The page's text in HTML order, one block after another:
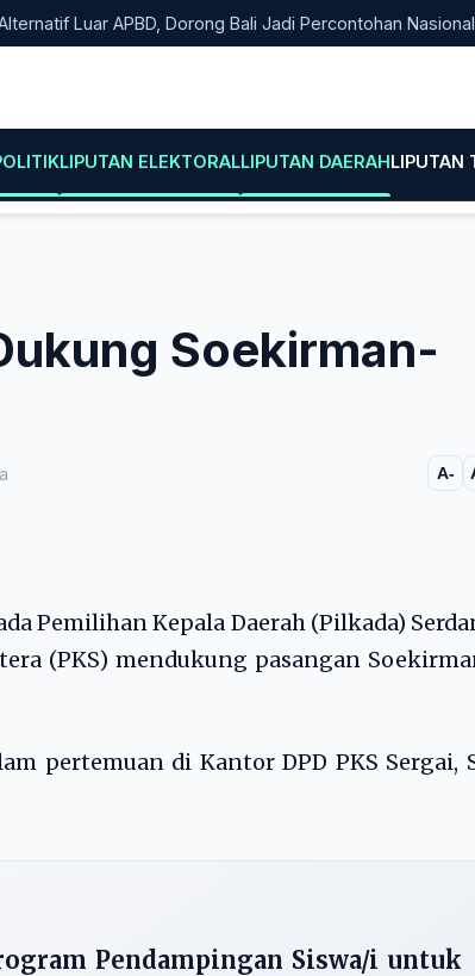
Luar APBD, Dorong Bali Jadi Percontohan Nasional
LIPUTAN ELEKTORALLIPUTAN DAERAHLIPUTAN
Soekirman-
A-
Pemilihan Kepala Daerah (Pilkada)
(PKS) mendukung pasangan
pertemuan di Kantor DPD PKS Sergai,
Pendampingan Siswa/i untuk